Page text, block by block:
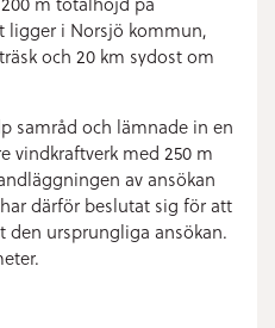
ligger i Norsjö kommun,
och 20 km sydost om
samråd och lämnade in en
vindkraftverk med 250 m
av ansökan
därför beslutat sig för att
den ursprungliga ansökan.